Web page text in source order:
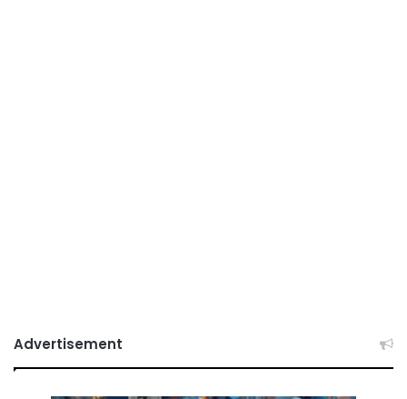
Advertisement